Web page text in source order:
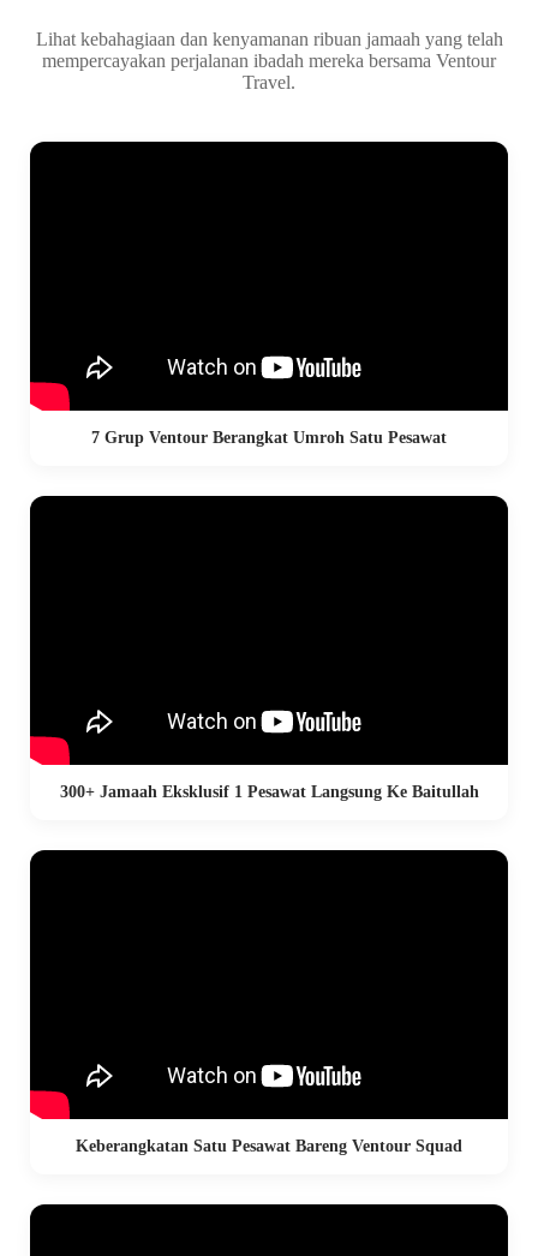
Lihat kebahagiaan dan kenyamanan ribuan jamaah yang telah
mempercayakan perjalanan ibadah mereka bersama Ventour
Travel.
7 Grup Ventour Berangkat Umroh Satu Pesawat
300+ Jamaah Eksklusif 1 Pesawat Langsung Ke Baitullah
Keberangkatan Satu Pesawat Bareng Ventour Squad